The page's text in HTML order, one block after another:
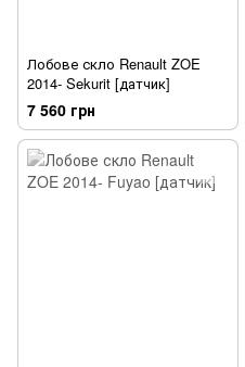
Лобове скло Renault ZOE
2014- Sekurit [датчик]
7 560 грн